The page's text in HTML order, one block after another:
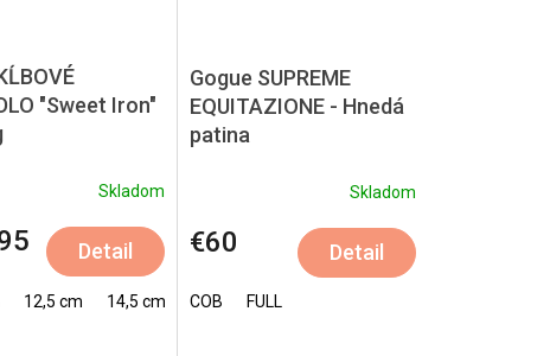
"Sweet Iron"
Skladom
Detail
12,5 cm 14,5 cm
Gogue SUPREME
EQUITAZIONE - Hnedá
patina
Skladom
€60 Detail
COB FULL